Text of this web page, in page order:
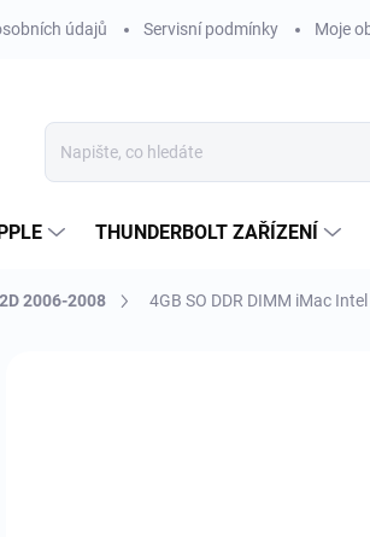
údajů Servisní podmínky Moje
THUNDERBOLT ZAŘÍZENÍ
2006-2008 4GB SO DDR DIMM iMac